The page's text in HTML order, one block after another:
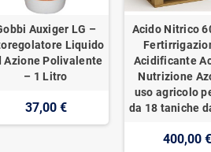
Auxiger LG –
Liquido
Azione Polivalente
– 1 Litro
37,00 €
Acido Nitrico
Acidificante
Nutrizione
uso agricolo
da 18 taniche
400,00 €